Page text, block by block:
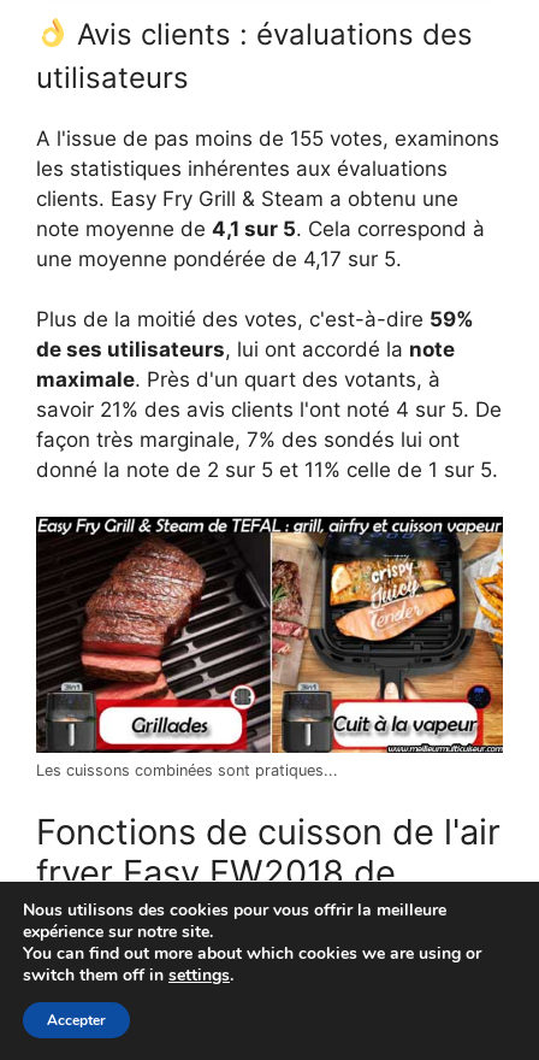
Avis clients : évaluations des
utilisateurs
A l'issue de pas moins de 155 votes, examinons
les statistiques inhérentes aux évaluations
clients. Easy Fry Grill & Steam a obtenu une
note moyenne de 4,1 sur 5. Cela correspond à
une moyenne pondérée de 4,17 sur 5.
Plus de la moitié des votes, c'est-à-dire 59%
de ses utilisateurs, lui ont accordé la note
maximale. Près d'un quart des votants, à
savoir 21% des avis clients l'ont noté 4 sur 5. De
façon très marginale, 7% des sondés lui ont
donné la note de 2 sur 5 et 11% celle de 1 sur 5.
Les cuissons combinées sont pratiques...
Fonctions de cuisson de l'air
fryer Easy FW2018 de
TEFAL
FW201815 est équipé de
de2 fonctionnalités
friture avec de l'air chaud et la cuisson à la
Nous utilisons des cookies pour vous offrir la meilleure
expérience sur notre site.
You can find out more about which cookies we are using or
switch them off in settings.
Accepter